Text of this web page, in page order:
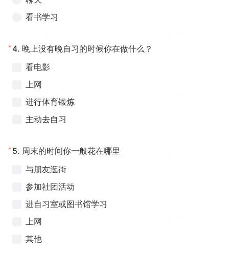
看书学习
* 4. 晚上没有晚自习的时候你在做什么？
看电影
上网
进行体育锻炼
主动去自习
* 5. 周末的时间你一般花在哪里
与朋友逛街
参加社团活动
进自习室或图书馆学习
上网
其他